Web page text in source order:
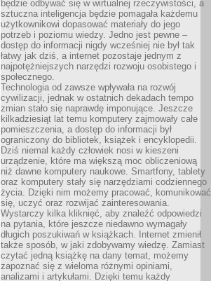
będzie odbywać się w wirtualnej rzeczywistości, a
sztuczna inteligencja będzie pomagała każdemu
użytkownikowi dopasować materiały do jego
potrzeb i poziomu wiedzy. Jedno jest pewne –
dostęp do informacji nigdy wcześniej nie był tak
łatwy jak dziś, a internet pozostaje jednym z
najpotężniejszych narzędzi rozwoju osobistego i
społecznego.
Technologia od zawsze wpływała na rozwój
cywilizacji, jednak w ostatnich dekadach tempo
zmian stało się naprawdę imponujące. Jeszcze
kilkadziesiąt lat temu komputery zajmowały całe
pomieszczenia, a dostęp do informacji był
ograniczony do bibliotek, książek i encyklopedii.
Dziś niemal każdy człowiek nosi w kieszeni
urządzenie, które ma większą moc obliczeniową
niż dawne komputery naukowe. Smartfony, tablety
oraz komputery stały się narzędziami codziennego
życia. Dzięki nim możemy pracować, komunikować
się, uczyć oraz rozwijać zainteresowania.
Wystarczy kilka kliknięć, aby znaleźć odpowiedzi
na pytania, które jeszcze niedawno wymagały
długich poszukiwań w książkach. Internet zmienił
także sposób, w jaki zdobywamy wiedzę. Zamiast
czytać jedną książkę na dany temat, możemy
zapoznać się z wieloma różnymi opiniami,
analizami i artykułami. Dzięki temu każdy